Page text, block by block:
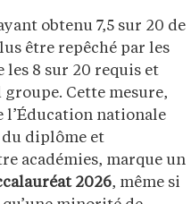
obtenu 7,5 sur 20 de
être repêché par les
8 sur 20 requis et
groupe. Cette mesure,
l’Éducation nationale
diplôme et
académies, marque un
2026, même si